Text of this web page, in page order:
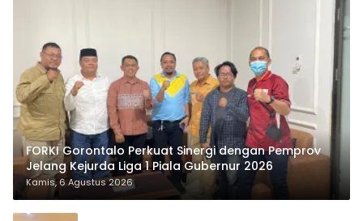
FORKI Gorontalo Perkuat Sinergi dengan Pemprov
Jelang Kejurda Liga 1 Piala Gubernur 2026
Kamis, 6 Agustus 2026